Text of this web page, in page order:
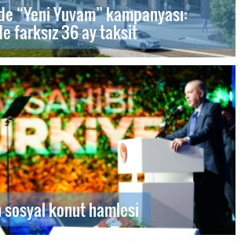
“Yeni Yuvam” kampanyası:
farksız 36 ay taksit
konut hamlesi